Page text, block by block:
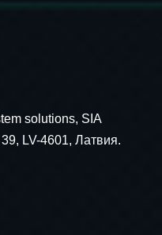
solutions, SIA
LV-4601, Латвия.